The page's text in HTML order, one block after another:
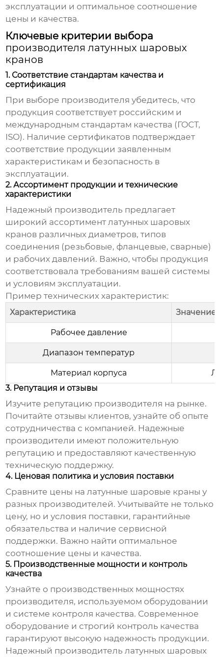
эксплуатации и оптимальное соотношение
цены и качества.
Ключевые критерии выбора
производителя латунных шаровых
кранов
1. Соответствие стандартам качества и
сертификация
При выборе производителя убедитесь, что
продукция соответствует российским и
международным стандартам качества (ГОСТ,
ISO). Наличие сертификатов подтверждает
соответствие продукции заявленным
характеристикам и безопасность в
эксплуатации.
2. Ассортимент продукции и технические
характеристики
Надежный производитель предлагает
широкий ассортиментлатунных шаровых
кранов различных диаметров, типов
соединения (резьбовые, фланцевые, сварные)
и рабочих давлений. Важно, чтобы продукция
соответствовала требованиям вашей системы
и условиям эксплуатации.
Пример технических характеристик:
Характеристика Значение
Рабочее давление
Диапазон температур
Материал корпуса
3. Репутация и отзывы
Изучите репутацию производителя на рынке.
Почитайте отзывы клиентов, узнайте об опыте
сотрудничества с компанией. Надежные
производители имеют положительную
репутацию и предоставляют качественную
техническую поддержку.
4. Ценовая политика и условия поставки
Сравните цены налатунные шаровые краны у
разных производителей. Учитывайте не только
цену, но и условия поставки, гарантийные
обязательства и наличие сервисной
поддержки. Важно найти оптимальное
соотношение цены и качества.
5. Производственные мощности и контроль
качества
Узнайте о производственных мощностях
производителя, используемом оборудовании
и системе контроля качества. Современное
оборудование и строгий контроль качества
гарантируют высокую надежность продукции.
Надежный производитель латунных шаровых